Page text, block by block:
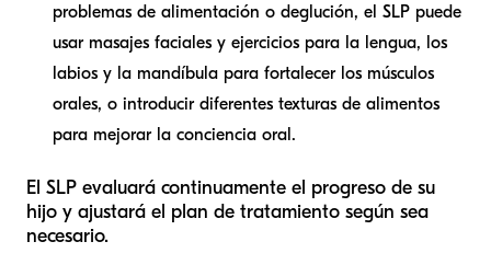
problemas de alimentación o deglución, el SLP puede
usar masajes faciales y ejercicios para la lengua, los
labios y la mandíbula para fortalecer los músculos
orales, o introducir diferentes texturas de alimentos
para mejorar la conciencia oral.
El SLP evaluará continuamente el progreso de su
hijo y ajustará el plan de tratamiento según sea
necesario.